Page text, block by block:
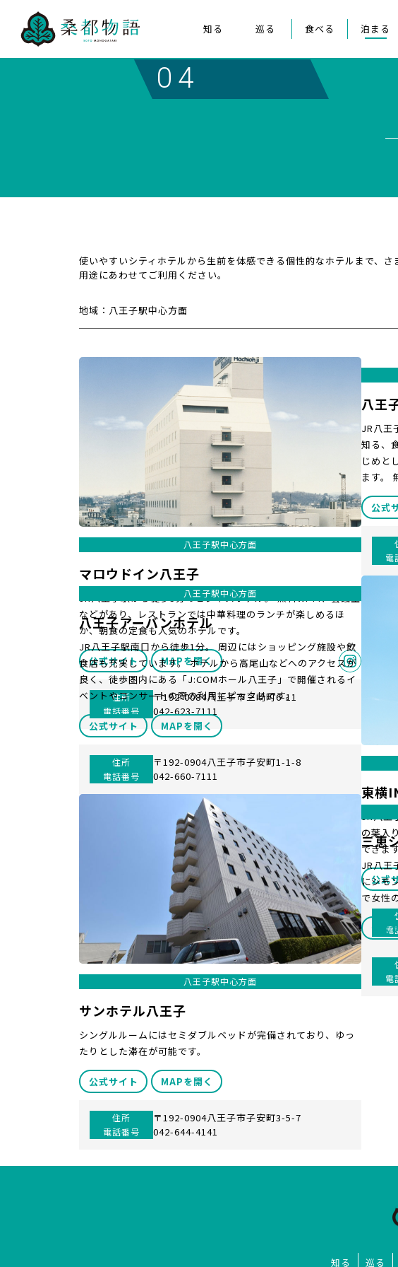
知る
桑都物語について
構成文化財
巡る
八王子まつり
食べる 泊まる
04
使いやすいシティホテルから生前を体感できる個性的なホテルまで、さ
用途にあわせてご利用ください。
地域：八王子駅中心方面
八王子駅中心方面
マロウドイン八王子
JR八王子駅から徒歩5分のビジネスホテル。 無料Wi-Fi、会議室
などがあり、レストランでは中華料理のランチが楽しめるほ
か、朝食の定食も人気のホテルです。
公式サイト MAPを開く
住所 〒192-0084八王子市三崎町6-11
電話番号 042-623-7111
八王
JR八王
知る、
じめと
ます。
公式
電
八王子駅中心方面
八王子アーバンホテル
JR八王子駅南口から徒歩1分。 周辺にはショッピング施設や飲
食店も充実しています。 ホテルから高尾山などへのアクセスが
良く、徒歩圏内にある「J:COMホール八王子」で開催されるイ
ベントやコンサートの際の利用にピッタリです。
公式サイト MAPを開く
住所 〒192-0904八王子市子安町1-1-8
電話番号 042-660-7111
東横
JR八王
の葉入
できま
公式
電
八王子駅中心方面
サンホテル八王子
シングルルームにはセミダブルベッドが完備されており、ゆっ
たりとした滞在が可能です。
公式サイト MAPを開く
住所 〒192-0904八王子市子安町3-5-7
電話番号 042-644-4141
三恵
JR八王
にシモ
で女性
公式
電
知る 巡る